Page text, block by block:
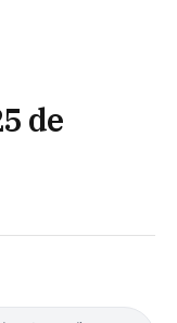
de